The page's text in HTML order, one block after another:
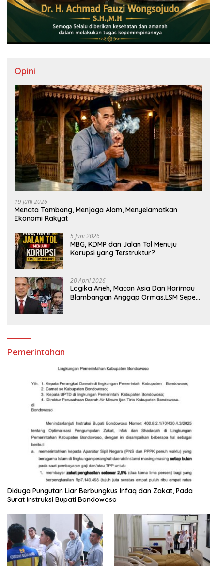
Opini
19 Juni 2026
Menata Tambang, Menjaga Alam, Menyelamatkan
Ekonomi Rakyat
5 Juni 2026
MBG, KDMP dan Jalan Tol Menuju
Korupsi yang Terstruktur?
20 April 2026
Logika Aneh, Macan Asia Dan Harimau
Blambangan Anggap Ormas,LSM Seperti
Pemerintahan
Diduga Pungutan Liar Berbungkus Infaq dan Zakat, Pada
Surat Instruksi Bupati Bondowoso